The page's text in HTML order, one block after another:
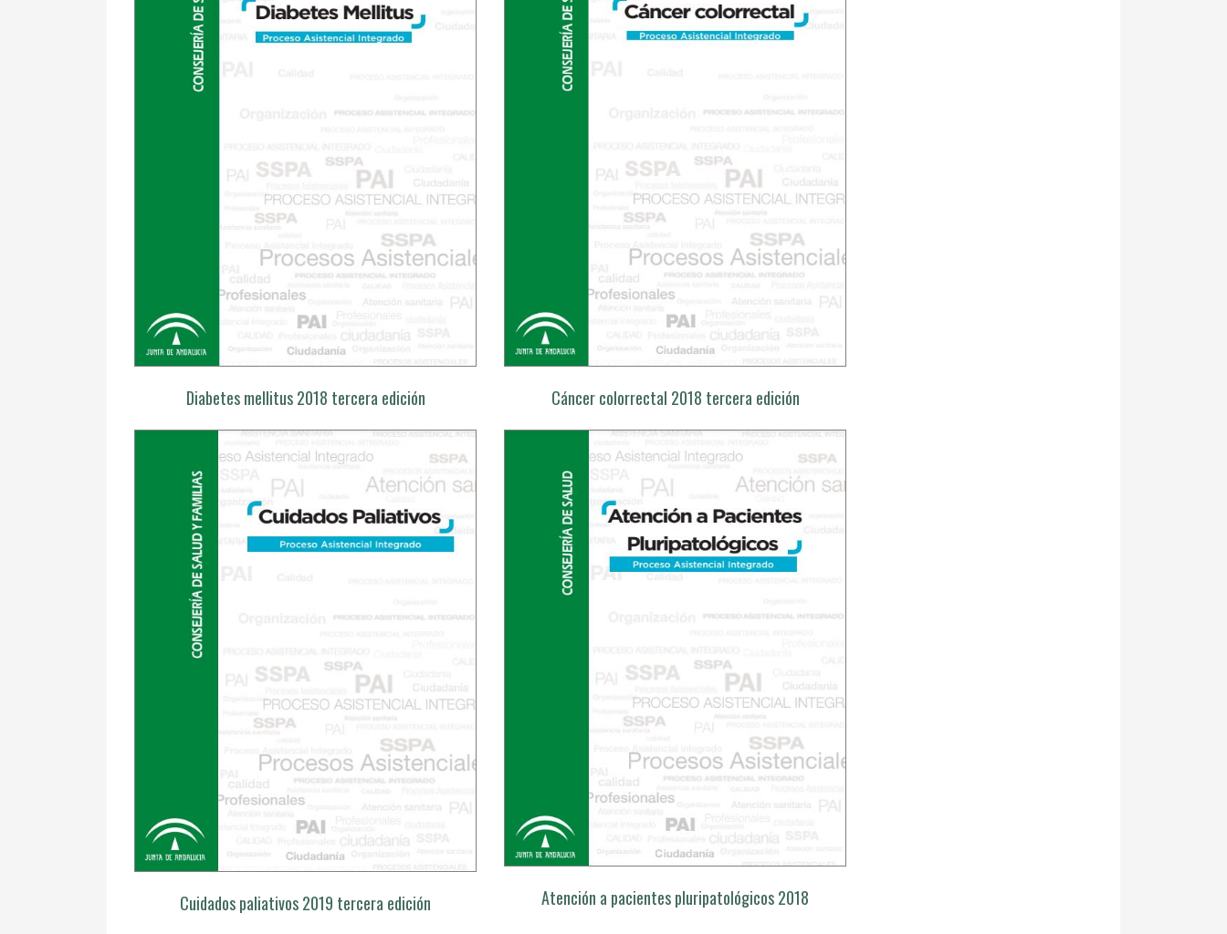
Diabetes mellitus 2018 tercera edición Cáncer colorrectal 2018 tercera edición
Cuidados paliativos 2019 tercera edición Atención a pacientes pluripatológicos 2018